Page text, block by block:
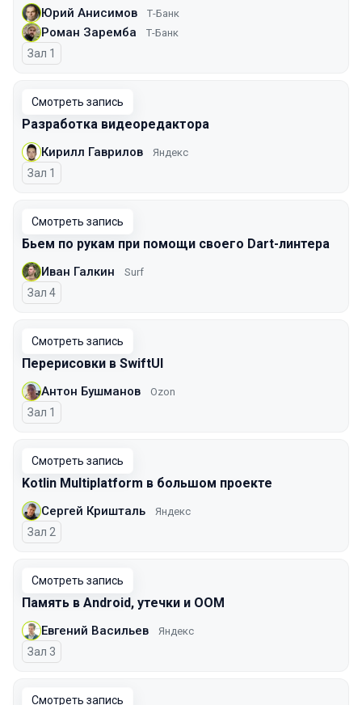
Юрий Анисимов Т-Банк
Роман Заремба Т-Банк
Зал 1
Смотреть запись
Разработка видеоредактора
Кирилл Гаврилов Яндекс
Зал 1
Смотреть запись
Бьем по рукам при помощи своего Dart-линтера
Иван Галкин Surf
Зал 4
Смотреть запись
Перерисовки в SwiftUI
Антон Бушманов Ozon
Зал 1
Смотреть запись
Kotlin Multiplatform в большом проекте
Сергей Кришталь Яндекс
Зал 2
Смотреть запись
Память в Android, утечки и OOM
Евгений Васильев Яндекс
Зал 3
Смотреть запись